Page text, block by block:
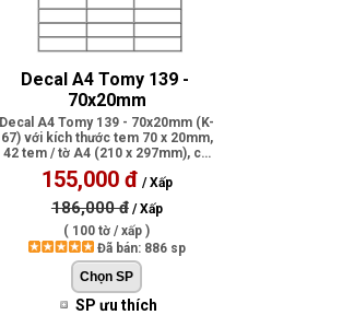
Decal A4 Tomy 139 -
70x20mm
Decal A4 Tomy 139 - 70x20mm (K-
67) với kích thước tem 70 x 20mm,
42 tem / tờ A4 (210 x 297mm), có
ph..
155,000 đ / Xấp
186,000 đ/ Xấp
( 100 tờ / xấp )
Đã bán: 886 sp
SP ưu thích